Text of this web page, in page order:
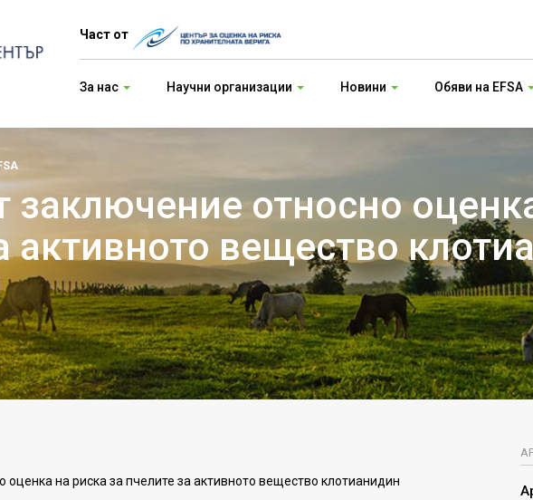
Част от
За нас Научни организации Новини Обяви на EFSA
относно
активното вещество
на риска за пчелите за активното вещество клотианидин